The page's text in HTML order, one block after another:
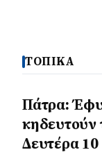
ΤΟΠΙΚΑ
Πάτρα:
κηδευτούν
Δευτέρα